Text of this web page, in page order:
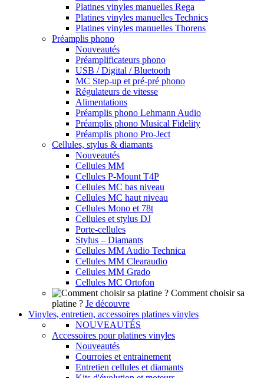
Platines vinyles manuelles Rega
Platines vinyles manuelles Technics
Platines vinyles manuelles Thorens
Préamplis phono
Nouveautés
Préamplificateurs phono
USB / Digital / Bluetooth
MC Step-up et pré-pré phono
Régulateurs de vitesse
Alimentations
Préamplis phono Lehmann Audio
Préamplis phono Musical Fidelity
Préamplis phono Pro-Ject
Cellules, stylus & diamants
Nouveautés
Cellules MM
Cellules P-Mount T4P
Cellules MC bas niveau
Cellules MC haut niveau
Cellules Mono et 78t
Cellules et stylus DJ
Porte-cellules
Stylus – Diamants
Cellules MM Audio Technica
Cellules MM Clearaudio
Cellules MM Grado
Cellules MC Ortofon
Comment choisir sa
platine ? Je découvre
Vinyles, entretien, accessoires platines vinyles
NOUVEAUTÉS
Accessoires pour platines vinyles
Nouveautés
Courroies et entrainement
Entretien cellules et diamants